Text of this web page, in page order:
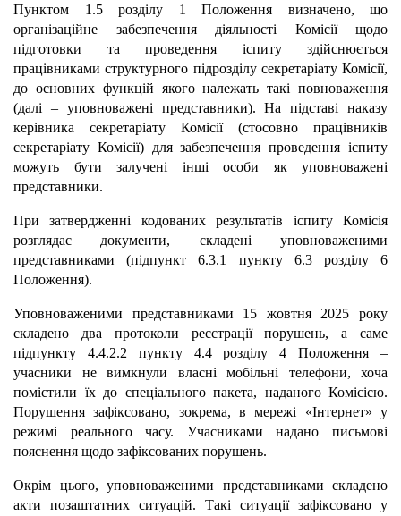
Пунктом 1.5 розділу 1 Положення визначено, що
організаційне забезпечення діяльності Комісії щодо
підготовки та проведення іспиту здійснюється
працівниками структурного підрозділу секретаріату Комісії,
до основних функцій якого належать такі повноваження
(далі – уповноважені представники). На підставі наказу
керівника секретаріату Комісії (стосовно працівників
секретаріату Комісії) для забезпечення проведення іспиту
можуть бути залучені інші особи як уповноважені
представники.
При затвердженні кодованих результатів іспиту Комісія
розглядає документи, складені уповноваженими
представниками (підпункт 6.3.1 пункту 6.3 розділу 6
Положення).
Уповноваженими представниками 15 жовтня 2025 року
складено два протоколи реєстрації порушень, а саме
підпункту 4.4.2.2 пункту 4.4 розділу 4 Положення –
учасники не вимкнули власні мобільні телефони, хоча
помістили їх до спеціального пакета, наданого Комісією.
Порушення зафіксовано, зокрема, в мережі «Інтернет» у
режимі реального часу. Учасниками надано письмові
пояснення щодо зафіксованих порушень.
Окрім цього, уповноваженими представниками складено
акти позаштатних ситуацій. Такі ситуації зафіксовано у